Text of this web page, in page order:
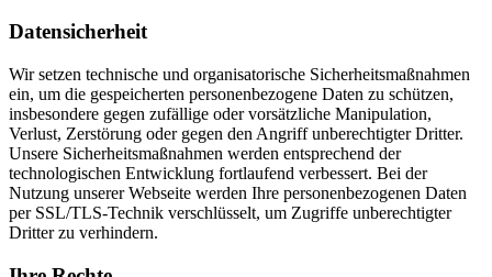
Datensicherheit
Wir setzen technische und organisatorische Sicherheitsmaßnahmen
ein, um die gespeicherten personenbezogene Daten zu schützen,
insbesondere gegen zufällige oder vorsätzliche Manipulation,
Verlust, Zerstörung oder gegen den Angriff unberechtigter Dritter.
Unsere Sicherheitsmaßnahmen werden entsprechend der
technologischen Entwicklung fortlaufend verbessert. Bei der
Nutzung unserer Webseite werden Ihre personenbezogenen Daten
per SSL/TLS-Technik verschlüsselt, um Zugriffe unberechtigter
Dritter zu verhindern.